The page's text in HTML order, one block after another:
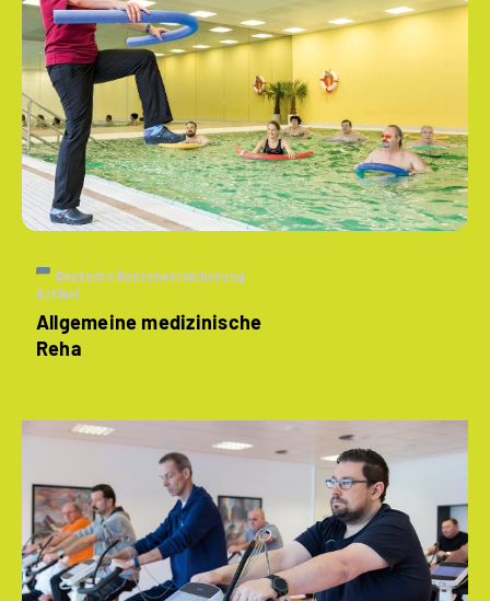
Deutsche Rentenversicherung
Artikel
Allgemeine medizinische
Reha